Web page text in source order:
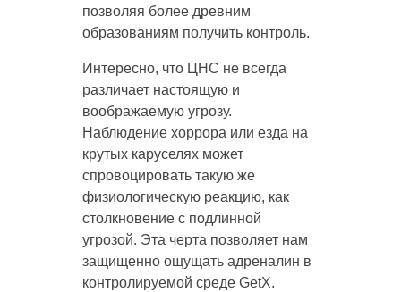
позволяя более древним
образованиям получить контроль.
Интересно, что ЦНС не всегда
различает настоящую и
воображаемую угрозу.
Наблюдение хоррора или езда на
крутых каруселях может
спровоцировать такую же
физиологическую реакцию, как
столкновение с подлинной
угрозой. Эта черта позволяет нам
защищенно ощущать адреналин в
контролируемой среде GetX.